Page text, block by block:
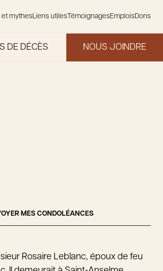
et mythesLiens utilesTémoignagesEmploisDons
DE DÉCÈS NOUS JOINDRE
MES CONDOLÉANCES
Rosaire Leblanc, époux de feu